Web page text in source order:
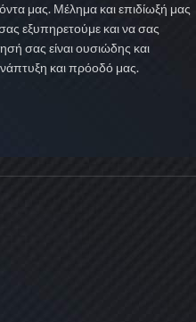
μας. Μέλημα και επιδίωξή μας
εξυπηρετούμε και να σας
σας είναι ουσιώδης και
και πρόοδό μας.